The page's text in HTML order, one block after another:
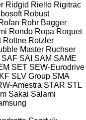
Ridgid Riello Rigitrac
Robust
Rohr Bagger
Rondo Ropa Roquet
Rottne Rotzler
Master Ruchser
SAF SAI SAM SAME
SET SEW-Eurodrive
SLV Group SMA
Amestra STAR STL
Sakai Salami